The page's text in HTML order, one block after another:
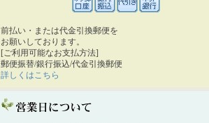
前払い・または代金引換郵便を
お願いしております。
[ご利用可能なお支払方法]
郵便振替/銀行振込/代金引換郵便
詳しくはこちら